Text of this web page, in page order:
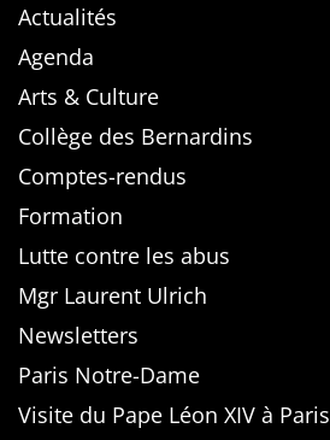
Actualités
Agenda
Arts & Culture
Collège des Bernardins
Comptes-rendus
Formation
Lutte contre les abus
Mgr Laurent Ulrich
Newsletters
Paris Notre-Dame
Visite du Pape Léon XIV à Paris